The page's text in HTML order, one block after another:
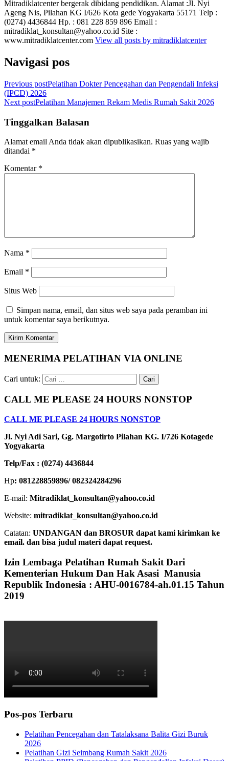
Mitradiklatcenter bergerak dibidang pendidikan. Alamat :Jl. Nyi
Ageng Nis, Pilahan KG I/626 Kota gede Yogyakarta 55171 Telp :
(0274) 4436844 Hp. : 081 228 859 896 Email :
mitradiklat_konsultan@yahoo.co.id Site :
www.mitradiklatcenter.com View all posts by mitradiklatcenter
Navigasi pos
Previous postPelatihan Dokter Pencegahan dan Pengendali Infeksi
(IPCD) 2026
Next postPelatihan Manajemen Rekam Medis Rumah Sakit 2026
Tinggalkan Balasan
Alamat email Anda tidak akan dipublikasikan. Ruas yang wajib
ditandai *
Komentar *
Nama *
Email *
Situs Web
Simpan nama, email, dan situs web saya pada peramban ini
untuk komentar saya berikutnya.
MENERIMA PELATIHAN VIA ONLINE
Cari untuk:
CALL ME PLEASE 24 HOURS NONSTOP
CALL ME PLEASE 24 HOURS NONSTOP
Jl. Nyi Adi Sari, Gg. Margotirto Pilahan KG. I/726 Kotagede
Yogyakarta
Telp/Fax : (0274) 4436844
Hp: 081228859896/ 082324284296
E-mail: Mitradiklat_konsultan@yahoo.co.id
Website: mitradiklat_konsultan@yahoo.co.id
Catatan: UNDANGAN dan BROSUR dapat kami kirimkan ke
email. dan bisa judul materi dapat request.
Izin Lembaga Pelatihan Rumah Sakit Dari
Kementerian Hukum Dan Hak Asasi Manusia
Republik Indonesia : AHU-0016784-ah.01.15 Tahun
2019
Pos-pos Terbaru
Pelatihan Pencegahan dan Tatalaksana Balita Gizi Buruk
2026
Pelatihan Gizi Seimbang Rumah Sakit 2026